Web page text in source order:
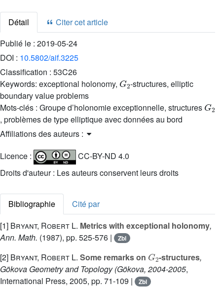
Détail
Citer cet article
Publié le : 2019-05-24
DOI : 10.5802/aif.3225
Classification : 53C26
Keywords: exceptional holonomy,
-structures, elliptic
boundary value problems
Mots-clés : Groupe d’holonomie exceptionnelle, structures
, problèmes de type elliptique avec données au bord
Affiliations des auteurs :
Licence :
CC-BY-ND 4.0
Droits d'auteur : Les auteurs conservent leurs droits
Bibliographie
Cité par
[1] Bryant, Robert L. Metrics with exceptional holonomy,
Ann. Math. (1987), pp. 525-576 | Zbl
[2] Bryant, Robert L. Some remarks on -structures,
Gökova Geometry and Topology (Gökova, 2004-2005,
International Press, 2005, pp. 71-109 |
Zbl